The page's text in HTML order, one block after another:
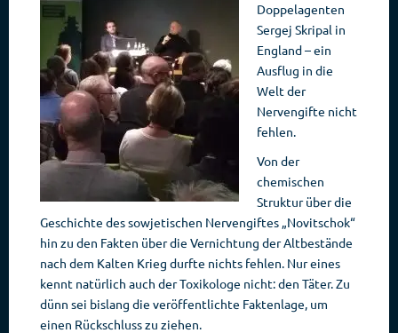
Doppelagenten
Sergej Skripal in
England – ein
Ausflug in die
Welt der
Nervengifte nicht
fehlen.
Von der
chemischen
Struktur über die
Geschichte des sowjetischen Nervengiftes „Novitschok“
hin zu den Fakten über die Vernichtung der Altbestände
nach dem Kalten Krieg durfte nichts fehlen. Nur eines
kennt natürlich auch der Toxikologe nicht: den Täter. Zu
dünn sei bislang die veröffentlichte Faktenlage, um
einen Rückschluss zu ziehen.